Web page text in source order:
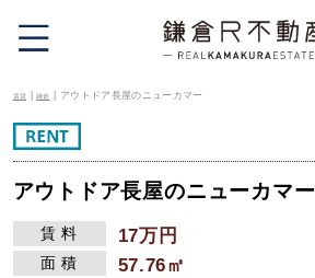
賃貸 |鎌倉 | アウトドア長屋のニューカマー
アウトドア長屋のニューカマー
賃 料 17万円
面 積 57.76㎡